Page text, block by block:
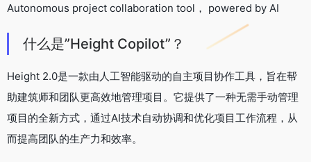
Autonomous project collaboration tool， powered by AI
什么是”Height Copilot”？
Height 2.0是一款由人工智能驱动的自主项目协作工具，旨在帮
助建筑师和团队更高效地管理项目。它提供了一种无需手动管理
项目的全新方式，通过AI技术自动协调和优化项目工作流程，从
而提高团队的生产力和效率。